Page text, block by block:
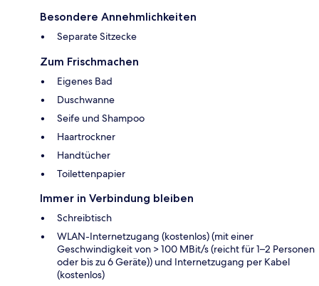
Besondere Annehmlichkeiten
Separate Sitzecke
Zum Frischmachen
Eigenes Bad
Duschwanne
Seife und Shampoo
Haartrockner
Handtücher
Toilettenpapier
Immer in Verbindung bleiben
Schreibtisch
WLAN-Internetzugang (kostenlos) (mit einer
Geschwindigkeit von > 100 MBit/s (reicht für 1–2 Personen
oder bis zu 6 Geräte)) und Internetzugang per Kabel
(kostenlos)